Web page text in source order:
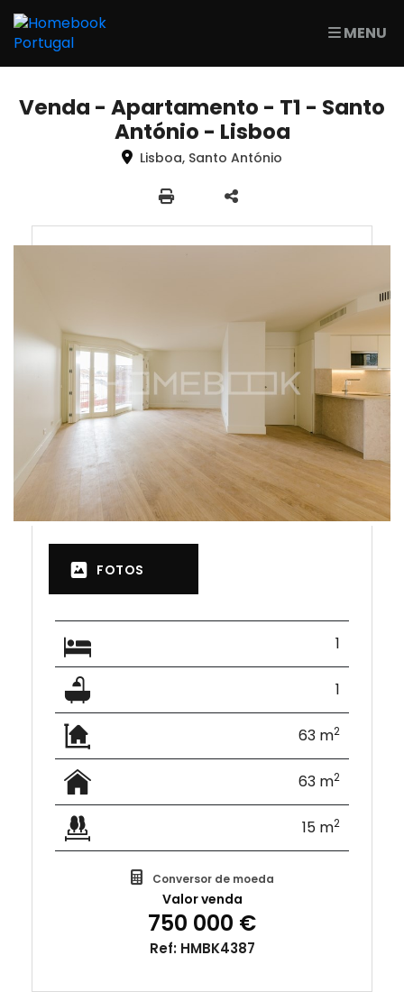
MENU
Venda - Apartamento - T1 - Santo
António - Lisboa
Lisboa, Santo António
FOTOS
1
1
63 m2
63 m2
15 m2
Conversor de moeda
Valor venda
750 000 €
Ref: HMBK4387